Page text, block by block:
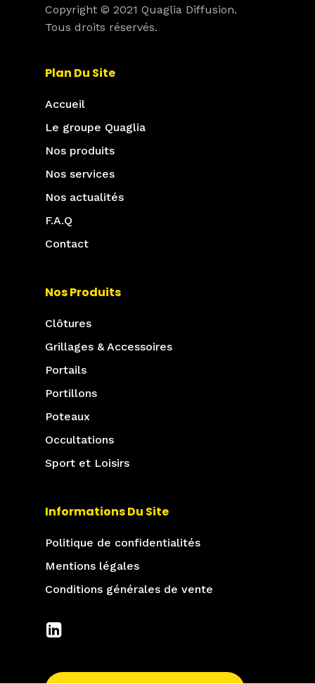
Copyright © 2021 Quaglia Diffusion.
Tous droits réservés.
Plan Du Site
Accueil
Le groupe Quaglia
Nos produits
Nos services
Nos actualités
F.A.Q
Contact
Nos Produits
Clôtures
Grillages & Accessoires
Portails
Portillons
Poteaux
Occultations
Sport et Loisirs
Informations Du Site
Politique de confidentialités
Mentions légales
Conditions générales de vente